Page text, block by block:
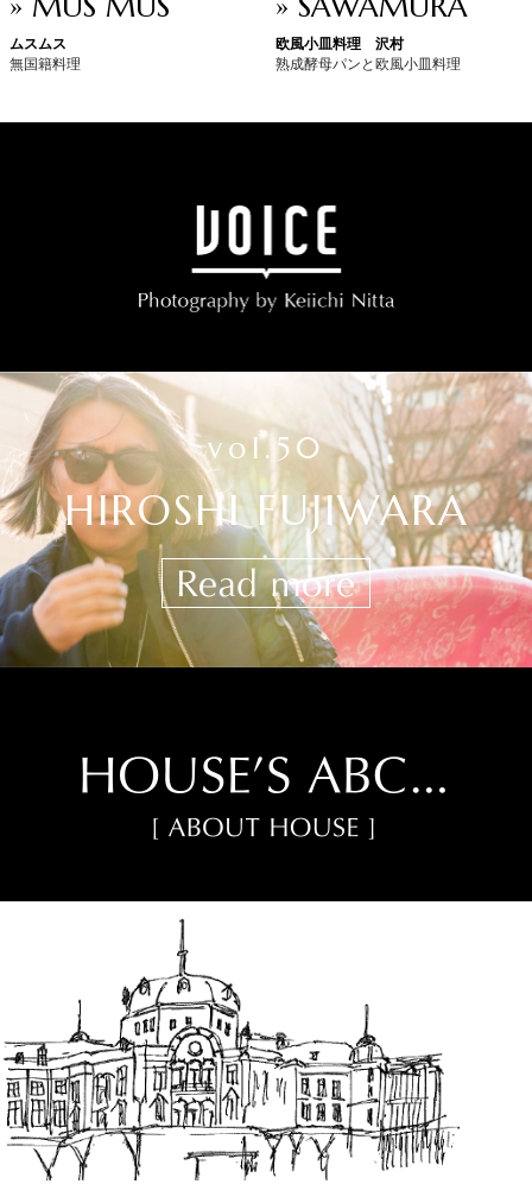
ムスムス
無国籍料理
欧風小皿料理 沢村
熟成酵母パンと欧風小皿料理
vol.50
HIROSHI FUJIWARA